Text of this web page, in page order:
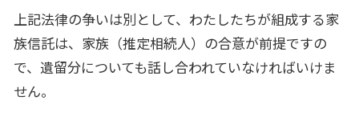
上記法律の争いは別として、わたしたちが組成する家
族信託は、家族（推定相続人）の合意が前提ですの
で、遺留分についても話し合われていなければいけま
せん。